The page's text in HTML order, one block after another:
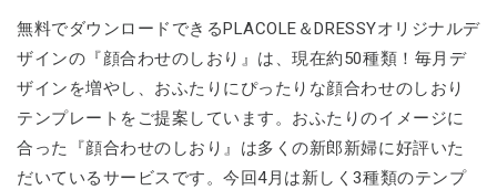
無料でダウンロードできるPLACOLE＆DRESSYオリジナルデ
ザインの『顔合わせのしおり』は、現在約50種類！毎月デ
ザインを増やし、おふたりにぴったりな顔合わせのしおり
テンプレートをご提案しています。おふたりのイメージに
合った『顔合わせのしおり』は多くの新郎新婦に好評いた
だいているサービスです。今回4月は新しく3種類のテンプ